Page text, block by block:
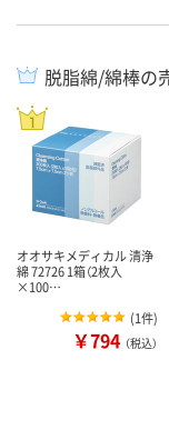
脱脂綿/綿棒の
オオサキメディカル 清浄
綿 72726 1箱（2枚入
×100…
(1件)
￥794 （税込）